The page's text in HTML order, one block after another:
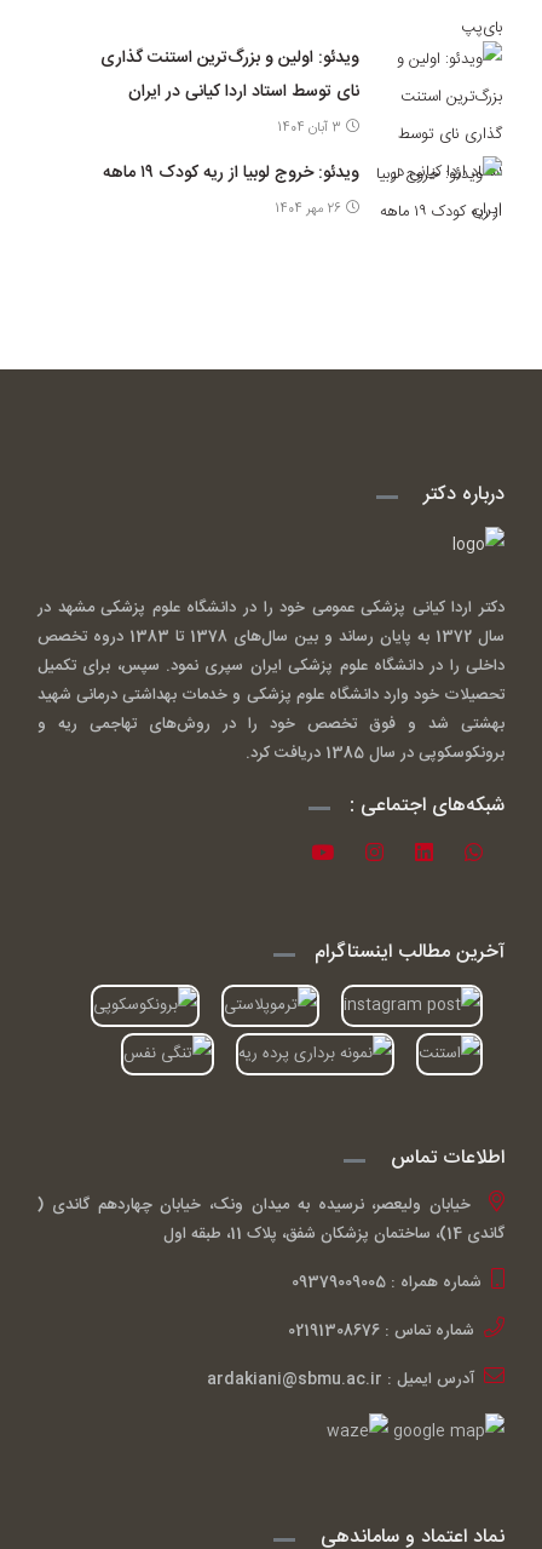
ویدئو: اولین و بزرگ‌ترین استنت گذاری
نای توسط استاد اردا کیانی در ایران
3 آبان 1404
ویدئو: خروج لوبیا از ریه کودک ۱۹ ماهه
26 مهر 1404
درباره دکتر
دکتر اردا کیانی پزشکی عمومی خود را در دانشگاه علوم پزشکی مشهد در
سال 1372 به پایان رساند و بین سال‌های 1378 تا 1383 دروه تخصص
داخلی را در دانشگاه علوم پزشکی ایران سپری نمود. سپس، برای تکمیل
تحصیلات خود وارد دانشگاه علوم پزشکی و خدمات بهداشتی درمانی شهید
بهشتی شد و فوق تخصص خود را در روش‌های تهاجمی ریه و
برونکوسکوپی در سال 1385 دریافت کرد.
شبکه‌های اجتماعی :
آخرین مطالب اینستاگرام
اطلاعات تماس
خیابان ولیعصر، نرسیده به میدان ونک، خیابان چهاردهم گاندی (
گاندی 14)، ساختمان پزشکان شفق، پلاک 11، طبقه اول
شماره همراه : 09379009005
شماره تماس : 02191308676
آدرس ایمیل : ardakiani@sbmu.ac.ir
نماد اعتماد و ساماندهی